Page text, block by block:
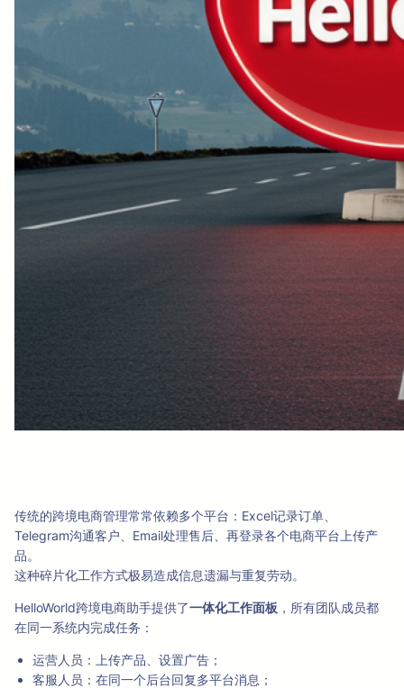
传统的跨境电商管理常常依赖多个平台：Excel记录订单、
Telegram沟通客户、Email处理售后、再登录各个电商平台上传产
品。
这种碎片化工作方式极易造成信息遗漏与重复劳动。
HelloWorld跨境电商助手提供了一体化工作面板 ，所有团队成员都
在同一系统内完成任务：
运营人员：上传产品、设置广告；
客服人员：在同一个后台回复多平台消息；